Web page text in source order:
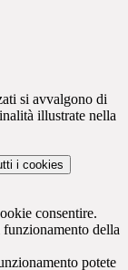
si avvalgono di
illustrate nella
i cookies
consentire.
della
potete